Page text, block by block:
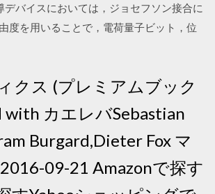
デバイスにおいては，ジョセフソン接合に
度を用いることで，電荷量子ビット，位
クス (プレミアムブック
with カエレバSebastian
Burgard,Dieter Fox マ
09-21 Amazonで探す